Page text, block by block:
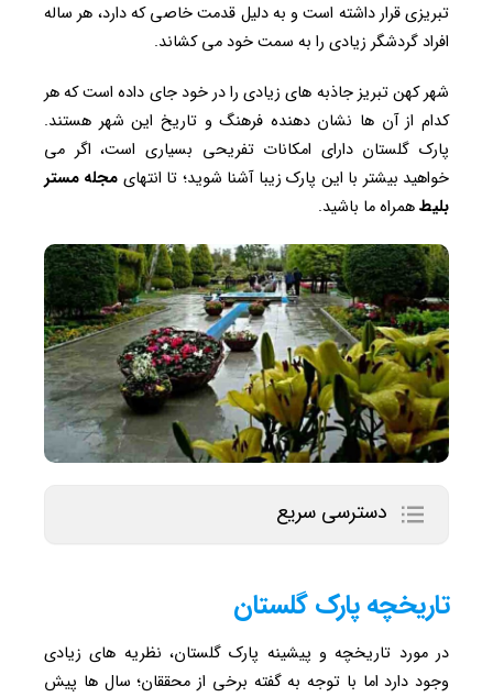
تبریزی قرار داشته است و به دلیل قدمت خاصی که دارد، هر ساله
افراد گردشگر زیادی را به سمت خود می کشاند.
شهر کهن تبریز جاذبه های زیادی را در خود جای داده است که هر
کدام از آن ها نشان دهنده فرهنگ و تاریخ این شهر هستند.
پارک گلستان دارای امکانات تفریحی بسیاری است، اگر می
خواهید بیشتر با این پارک زیبا آشنا شوید؛ تا انتهای مجله مستر
بلیطهمراه ما باشید.
دسترسی سریع
تاریخچه پارک گلستان
در مورد تاریخچه و پیشینه پارک گلستان، نظریه های زیادی
وجود دارد اما با توجه به گفته برخی از محققان؛ سال ها پیش